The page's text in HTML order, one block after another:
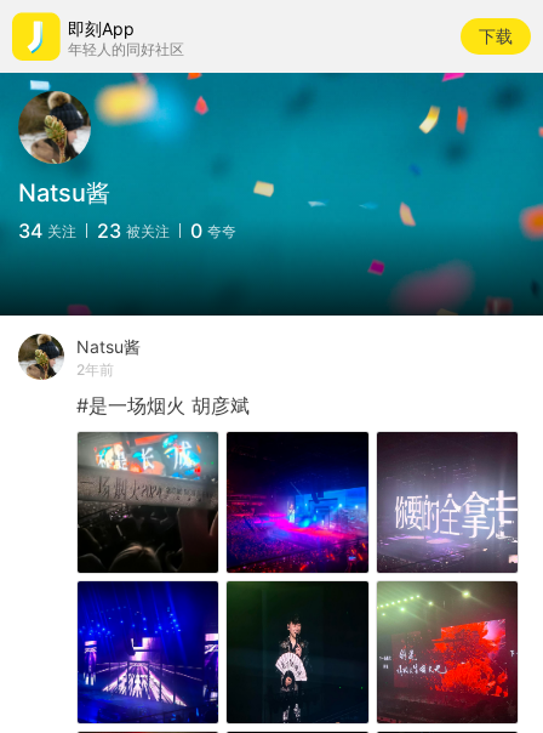
即刻App
年轻人的同好社区
下载
Natsu酱
34 关注 23 被关注 0 夸夸
Natsu酱
2年前
#是一场烟火 胡彦斌